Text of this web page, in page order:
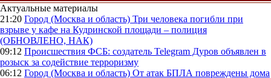
Актуальные материалы
21:20 Город (Москва и область) Три человека погибли при
взрыве у кафе на Кудринской площади – полиция
(ОБНОВЛЕНО, НАК)
09:12 Происшествия ФСБ: создатель Telegram Дуров объявлен в
розыск за содействие терроризму
06:12 Город (Москва и область) От атак БПЛА повреждены дома